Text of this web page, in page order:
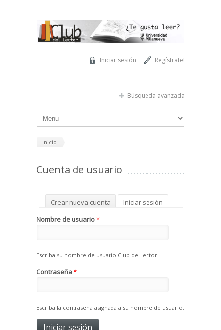
Regístrate!
Iniciar sesión
Búsqueda avanzada
Inicio
Cuenta de usuario
Solapas principales
Crear nueva cuenta Iniciar sesión
Solicitar una nueva contraseña
Nombre de usuario*
Escriba su nombre de usuario Club del lector.
Contraseña*
Escriba la contraseña asignada a su nombre de usuario.